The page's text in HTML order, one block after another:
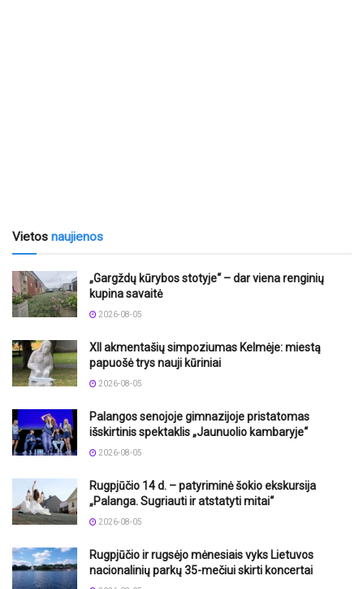
Vietos naujienos
„Gargždų kūrybos stotyje“ – dar viena renginių
kupina savaitė
2026-08-05
XII akmentašių simpoziumas Kelmėje: miestą
papuošė trys nauji kūriniai
2026-08-05
Palangos senojoje gimnazijoje pristatomas
išskirtinis spektaklis „Jaunuolio kambaryje“
2026-08-05
Rugpjūčio 14 d. – patyriminė šokio ekskursija
„Palanga. Sugriauti ir atstatyti mitai“
2026-08-05
Rugpjūčio ir rugsėjo mėnesiais vyks Lietuvos
nacionalinių parkų 35-mečiui skirti koncertai